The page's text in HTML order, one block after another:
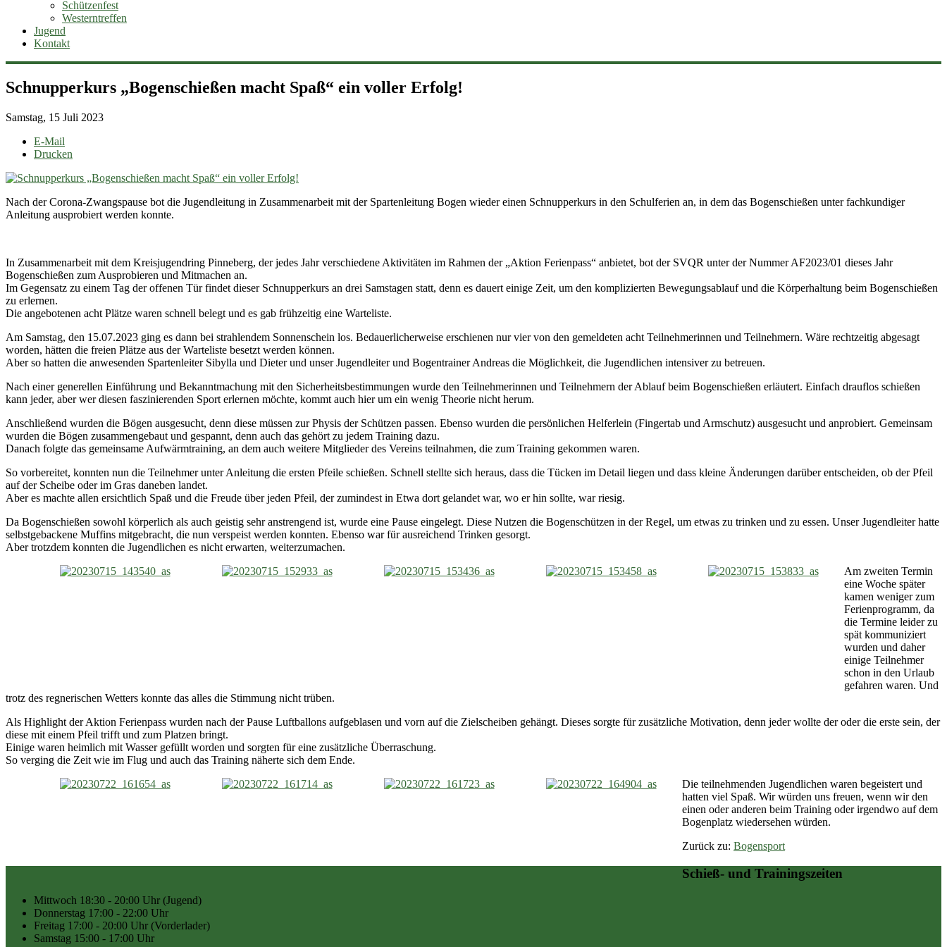
Schützenfest
Westerntreffen
Jugend
Kontakt
Schnupperkurs „Bogenschießen macht Spaß“ ein voller Erfolg!
Samstag, 15 Juli 2023
E-Mail
Drucken
Nach der Corona-Zwangspause bot die Jugendleitung in Zusammenarbeit mit der Spartenleitung Bogen wieder einen Schnupperkurs in den Schulferien an, in dem das Bogenschießen unter fachkundiger
Anleitung ausprobiert werden konnte.
In Zusammenarbeit mit dem Kreisjugendring Pinneberg, der jedes Jahr verschiedene Aktivitäten im Rahmen der „Aktion Ferienpass“ anbietet, bot der SVQR unter der Nummer AF2023/01 dieses Jahr
Bogenschießen zum Ausprobieren und Mitmachen an.
Im Gegensatz zu einem Tag der offenen Tür findet dieser Schnupperkurs an drei Samstagen statt, denn es dauert einige Zeit, um den komplizierten Bewegungsablauf und die Körperhaltung beim Bogenschießen
zu erlernen.
Die angebotenen acht Plätze waren schnell belegt und es gab frühzeitig eine Warteliste.
Am Samstag, den 15.07.2023 ging es dann bei strahlendem Sonnenschein los. Bedauerlicherweise erschienen nur vier von den gemeldeten acht Teilnehmerinnen und Teilnehmern. Wäre rechtzeitig abgesagt
worden, hätten die freien Plätze aus der Warteliste besetzt werden können.
Aber so hatten die anwesenden Spartenleiter Sibylla und Dieter und unser Jugendleiter und Bogentrainer Andreas die Möglichkeit, die Jugendlichen intensiver zu betreuen.
Nach einer generellen Einführung und Bekanntmachung mit den Sicherheitsbestimmungen wurde den Teilnehmerinnen und Teilnehmern der Ablauf beim Bogenschießen erläutert. Einfach drauflos schießen
kann jeder, aber wer diesen faszinierenden Sport erlernen möchte, kommt auch hier um ein wenig Theorie nicht herum.
Anschließend wurden die Bögen ausgesucht, denn diese müssen zur Physis der Schützen passen. Ebenso wurden die persönlichen Helferlein (Fingertab und Armschutz) ausgesucht und anprobiert. Gemeinsam
wurden die Bögen zusammengebaut und gespannt, denn auch das gehört zu jedem Training dazu.
Danach folgte das gemeinsame Aufwärmtraining, an dem auch weitere Mitglieder des Vereins teilnahmen, die zum Training gekommen waren.
So vorbereitet, konnten nun die Teilnehmer unter Anleitung die ersten Pfeile schießen. Schnell stellte sich heraus, dass die Tücken im Detail liegen und dass kleine Änderungen darüber entscheiden, ob der Pfeil
auf der Scheibe oder im Gras daneben landet.
Aber es machte allen ersichtlich Spaß und die Freude über jeden Pfeil, der zumindest in Etwa dort gelandet war, wo er hin sollte, war riesig.
Da Bogenschießen sowohl körperlich als auch geistig sehr anstrengend ist, wurde eine Pause eingelegt. Diese Nutzen die Bogenschützen in der Regel, um etwas zu trinken und zu essen. Unser Jugendleiter hatte
selbstgebackene Muffins mitgebracht, die nun verspeist werden konnten. Ebenso war für ausreichend Trinken gesorgt.
Aber trotzdem konnten die Jugendlichen es nicht erwarten, weiterzumachen.
Am zweiten Termin
eine Woche später
kamen weniger zum
Ferienprogramm, da
die Termine leider zu
spät kommuniziert
wurden und daher
einige Teilnehmer
schon in den Urlaub
gefahren waren. Und
trotz des regnerischen Wetters konnte das alles die Stimmung nicht trüben.
Als Highlight der Aktion Ferienpass wurden nach der Pause Luftballons aufgeblasen und vorn auf die Zielscheiben gehängt. Dieses sorgte für zusätzliche Motivation, denn jeder wollte der oder die erste sein, der
diese mit einem Pfeil trifft und zum Platzen bringt.
Einige waren heimlich mit Wasser gefüllt worden und sorgten für eine zusätzliche Überraschung.
So verging die Zeit wie im Flug und auch das Training näherte sich dem Ende.
Die teilnehmenden Jugendlichen waren begeistert und
hatten viel Spaß. Wir würden uns freuen, wenn wir den
einen oder anderen beim Training oder irgendwo auf dem
Bogenplatz wiedersehen würden.
Zurück zu: Bogensport
Schieß- und Trainingszeiten
Mittwoch 18:30 - 20:00 Uhr (Jugend)
Donnerstag 17:00 - 22:00 Uhr
Freitag 17:00 - 20:00 Uhr (Vorderlader)
Samstag 15:00 - 17:00 Uhr